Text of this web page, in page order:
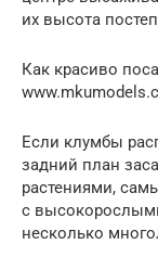
их высота
Как красиво
Если клумбы
задний план
растениями,
с
несколько